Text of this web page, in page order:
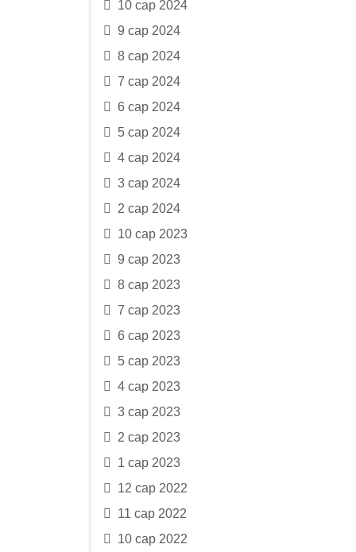
10 сар 2024
9 сар 2024
8 сар 2024
7 сар 2024
6 сар 2024
5 сар 2024
4 сар 2024
3 сар 2024
2 сар 2024
10 сар 2023
9 сар 2023
8 сар 2023
7 сар 2023
6 сар 2023
5 сар 2023
4 сар 2023
3 сар 2023
2 сар 2023
1 сар 2023
12 сар 2022
11 сар 2022
10 сар 2022